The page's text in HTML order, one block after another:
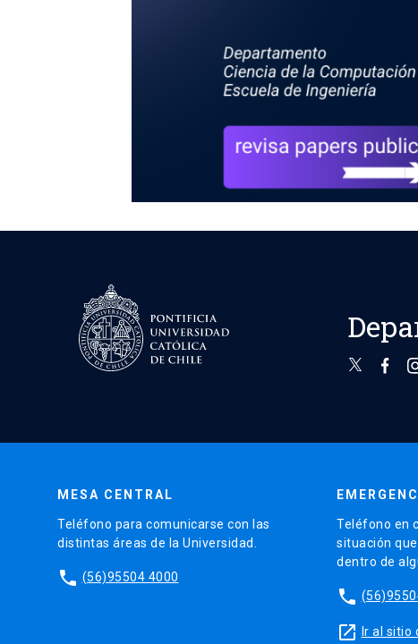
MESA CENTRAL
Teléfono para comunicarse con las
distintas áreas de la Universidad.
phone (56)95504 4000
Teléfono en
situación
dentro de
phone
launch Ir al sitio